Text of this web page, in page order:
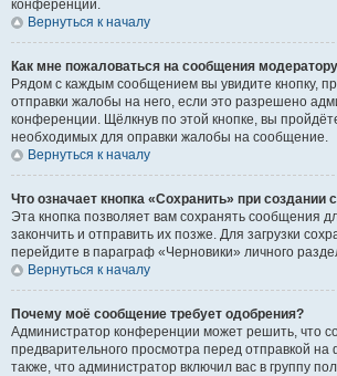
конференции.
Вернуться к началу
Как мне пожаловаться на сообщения
Рядом с каждым сообщением вы увидите кнопку,
отправки жалобы на него, если это разрешено
конференции. Щёлкнув по этой кнопке, вы
необходимых для оправки жалобы на сообщение.
Вернуться к началу
Что означает кнопка «Сохранить» при создании
Эта кнопка позволяет вам сохранять сообщения
закончить и отправить их позже. Для загрузки
перейдите в параграф «Черновики» личного
Вернуться к началу
Почему моё сообщение требует одобрения?
Администратор конференции может решить, что
предварительного просмотра перед отправкой
также, что администратор включил вас в группу